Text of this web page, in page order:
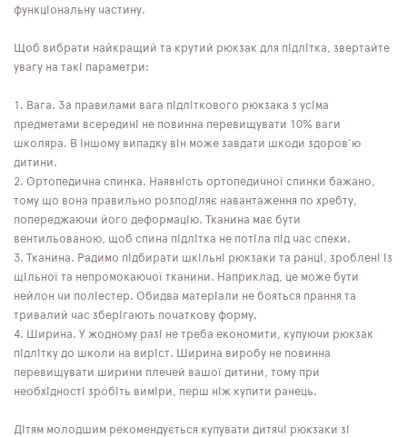
функціональну частину.
Щоб вибрати найкращий та крутий рюкзак для підлітка, звертайте
увагу на такі параметри:
Вага. За правилами вага підліткового рюкзака з усіма
предметами всередині не повинна перевищувати 10% ваги
школяра. В іншому випадку він може завдати шкоди здоров'ю
дитини.
Ортопедична спинка. Наявність ортопедичної спинки бажано,
тому що вона правильно розподіляє навантаження по хребту,
попереджаючи його деформацію. Тканина має бути
вентильованою, щоб спина підлітка не потіла під час спеки.
Тканина. Радимо підбирати шкільні рюкзаки та ранці, зроблені із
щільної та непромокаючої тканини. Наприклад, це може бути
нейлон чи поліестер. Обидва матеріали не бояться прання та
тривалий час зберігають початкову форму.
Ширина. У жодному разі не треба економити, купуючи рюкзак
підлітку до школи на виріст. Ширина виробу не повинна
перевищувати ширини плечей вашої дитини, тому при
необхідності зробіть виміри, перш ніж купити ранець.
Дітям молодшим рекомендується купувати дитячі рюкзаки зі